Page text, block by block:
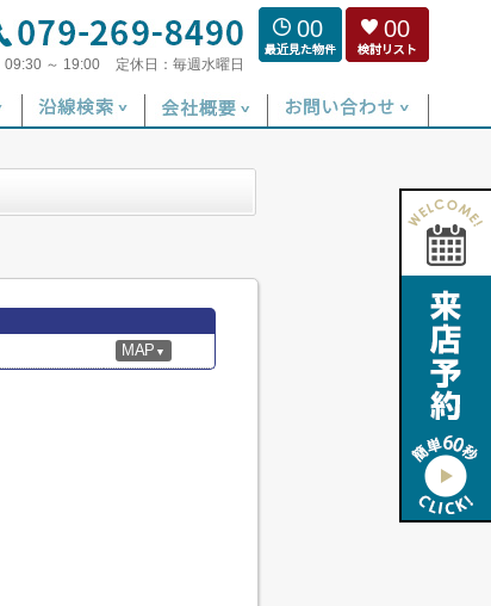
09:30 ～ 19:00 定休日： 毎週水曜日
00 00
MAP ▼